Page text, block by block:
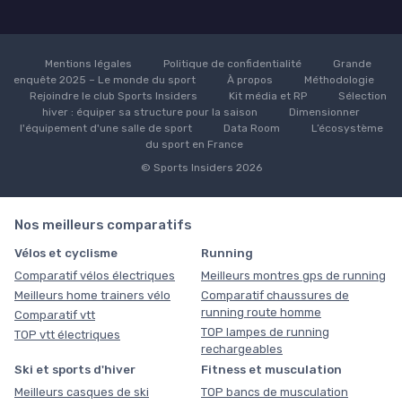
Mentions légales Politique de confidentialité
Grande
enquête 2025 – Le monde du sport
À propos
Méthodologie
Rejoindre le club Sports Insiders
Kit média et RP
Sélection
hiver : équiper sa structure pour la saison
Dimensionner
l'équipement d'une salle de sport
Data Room
L’écosystème
du sport en France
© Sports Insiders 2026
Nos meilleurs comparatifs
Vélos et cyclisme
Comparatif vélos électriques
Meilleurs home trainers vélo
Comparatif vtt
TOP vtt électriques
Running
Meilleurs montres gps de running
Comparatif chaussures de
running route homme
TOP lampes de running
rechargeables
Ski et sports d'hiver
Meilleurs casques de ski
Fitness et musculation
TOP bancs de musculation